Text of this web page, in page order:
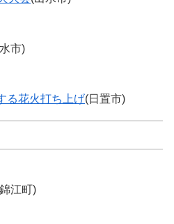
市)
る花火打ち上げ(日置市)
江町)